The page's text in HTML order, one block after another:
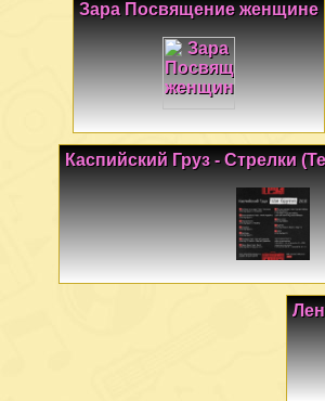
Зара Посвящение женщине
Каспийский Груз - Стрелки